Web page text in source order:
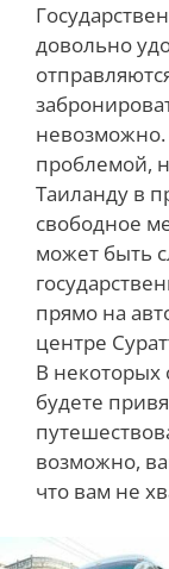
довольно
невозможно.
проблемой,
Таиланду в
свободное
может быть
прямо на
центре
В некоторых
будете
возможно,
что вам не